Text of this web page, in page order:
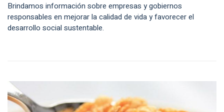
Brindamos información sobre empresas y gobiernos
responsables en mejorar la calidad de vida y favorecer el
desarrollo social sustentable.